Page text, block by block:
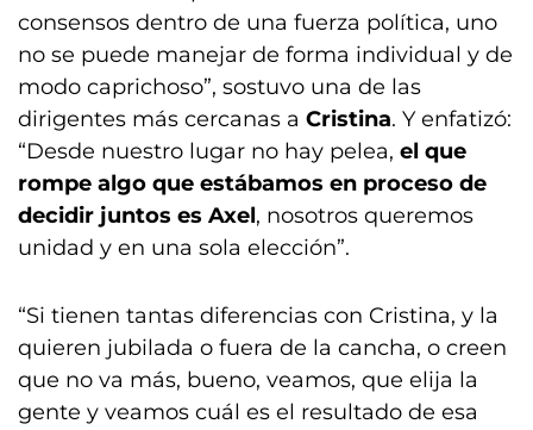
consensos dentro de una fuerza política, uno
no se puede manejar de forma individual y de
modo caprichoso”, sostuvo una de las
dirigentes más cercanas a Cristina. Y enfatizó:
“Desde nuestro lugar no hay pelea, el que
rompe algo que estábamos en proceso de
decidir juntos es Axel, nosotros queremos
unidad y en una sola elección”.
“Si tienen tantas diferencias con Cristina, y la
quieren jubilada o fuera de la cancha, o creen
que no va más, bueno, veamos, que elija la
gente y veamos cuál es el resultado de esa